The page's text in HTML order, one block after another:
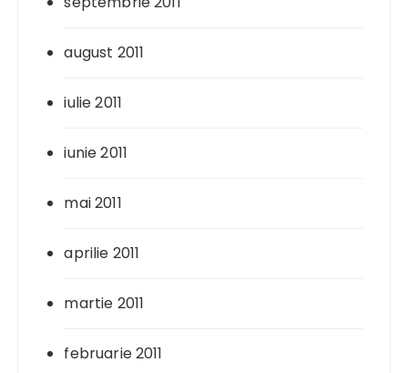
august 2011
iulie 2011
iunie 2011
mai 2011
aprilie 2011
martie 2011
februarie 2011